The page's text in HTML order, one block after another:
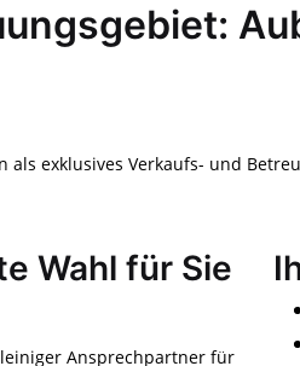
exklusives Verkaufs- und
Wahl für Sie
Ansprechpartner für